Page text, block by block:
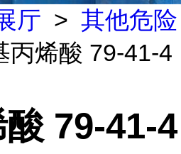
厅 > 其他危险
丙烯酸 79-41-4
79-41-4